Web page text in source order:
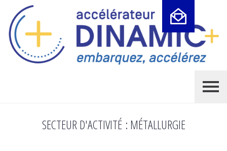
SECTEUR D'ACTIVITÉ : MÉTALLURGIE
Cookies management panel